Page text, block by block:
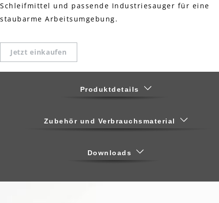
Schleifmittel und passende Industriesauger für eine
staubarme Arbeitsumgebung.
Jetzt einkaufen
Produktdetails
Zubehör und Verbrauchsmaterial
Downloads